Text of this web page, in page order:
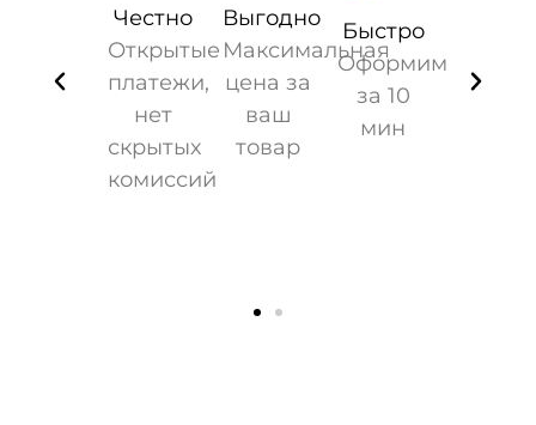
Честно
Открытые
платежи,
нет
скрытых
комиссий
Выгодно
Максимальная
цена за
ваш
товар
Быстро
Оформим
за 10
мин